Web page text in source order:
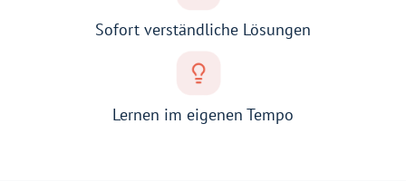
Sofort verständliche Lösungen
Lernen im eigenen Tempo